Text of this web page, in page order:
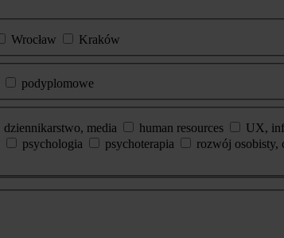
Wrocław
Kraków
podyplomowe
dziennikarstwo, media human resources UX,
psychologia psychoterapia rozwój osobisty,